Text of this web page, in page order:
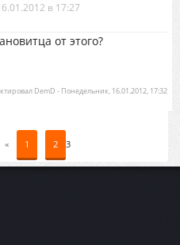
в 17:27
от этого?
DemD - Понедельник, 16.01.2012, 17:32
« 1 2 3